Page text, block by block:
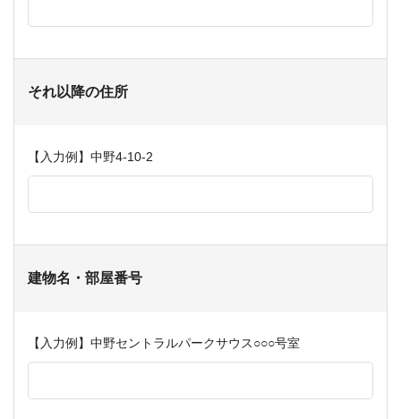
それ以降の住所
【入力例】中野4-10-2
建物名・部屋番号
【入力例】中野セントラルパークサウス○○○号室